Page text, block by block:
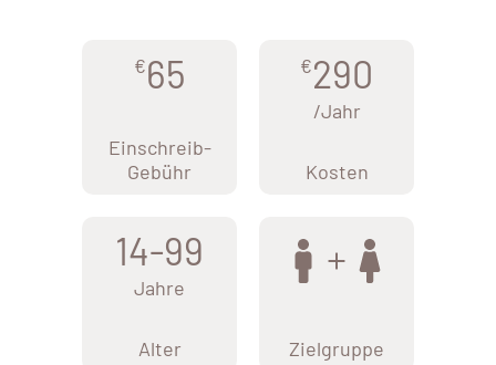
€65
Einschreib-
Gebühr
€290
/Jahr
Kosten
14-99
Jahre
Alter Zielgruppe